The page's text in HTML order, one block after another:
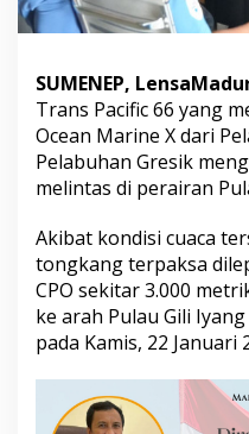
n
a
n
g
g
u
a
n
g
a
n
T
m
SUMENEP,
Trans Pacific 66 yang
Ocean Marine X dari
Pelabuhan Gresik
melintas di perairan
Akibat kondisi cuaca
tongkang terpaksa
CPO sekitar 3.000
ke arah Pulau Gili
pada Kamis, 22 Januari